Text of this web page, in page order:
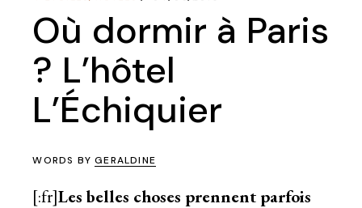
Où dormir à Paris
? L’hôtel
L’Échiquier
WORDS BYGERALDINE
[:fr]Les belles choses prennent parfois